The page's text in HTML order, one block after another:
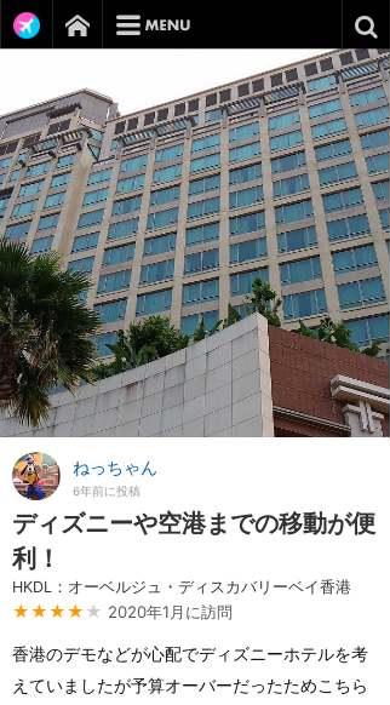
ねっちゃん
6年前に投稿
ディズニーや空港までの移動が便
利！
HKDL：オーベルジュ・ディスカバリーベイ香港
★★★★ ★ 2020年1月に訪問
香港のデモなどが心配でディズニーホテルを考
えていましたが予算オーバーだったためこちら